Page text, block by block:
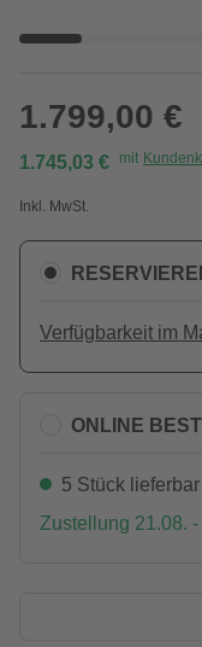
1.799,00 €
1.745,03 € mit
Inkl. MwSt.
Verfügbarkeit im
ONLINE
5 Stück lieferbar
Zustellung 21.08. -